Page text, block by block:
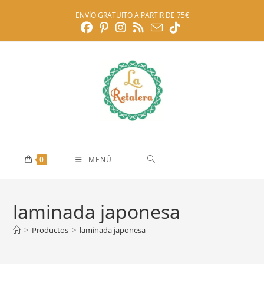
ENVÍO GRATUITO A PARTIR DE 75€
0 MENÚ
laminada japonesa
> Productos > laminada japonesa